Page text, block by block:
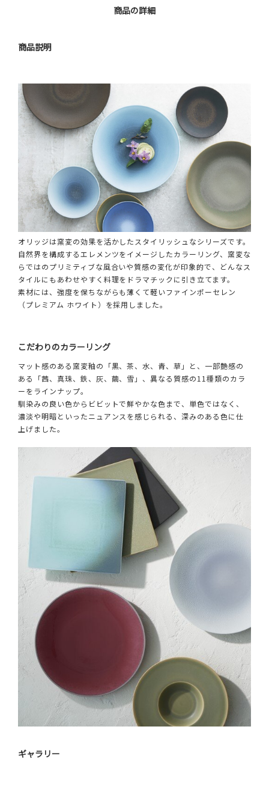
商品の詳細
商品説明
オリッジは窯変の効果を活かしたスタイリッシュなシリーズです。
自然界を構成するエレメンツをイメージしたカラーリング、窯変な
らではのプリミティブな風合いや質感の変化が印象的で、どんなス
タイルにもあわせやすく料理をドラマチックに引き立てます。
素材には、強度を保ちながらも薄くて軽いファインポーセレン
（プレミアム ホワイト）を採用しました。
こだわりのカラーリング
マット感のある窯変釉の「黒、茶、水、青、草」と、一部艶感の
ある「茜、真珠、鉄、灰、繭、雪」、異なる質感の11種類のカラ
ーをラインナップ。
馴染みの良い色からビビットで鮮やかな色まで、単色ではなく、
濃淡や明暗といったニュアンスを感じられる、深みのある色に仕
上げました。
ギャラリー